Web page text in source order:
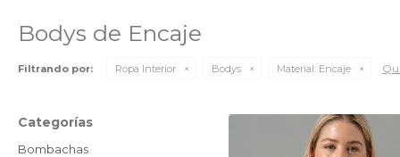
Bodys de Encaje
Filtrando por: Ropa Interior Bodys Material: Encaje
Categorías
Bombachas